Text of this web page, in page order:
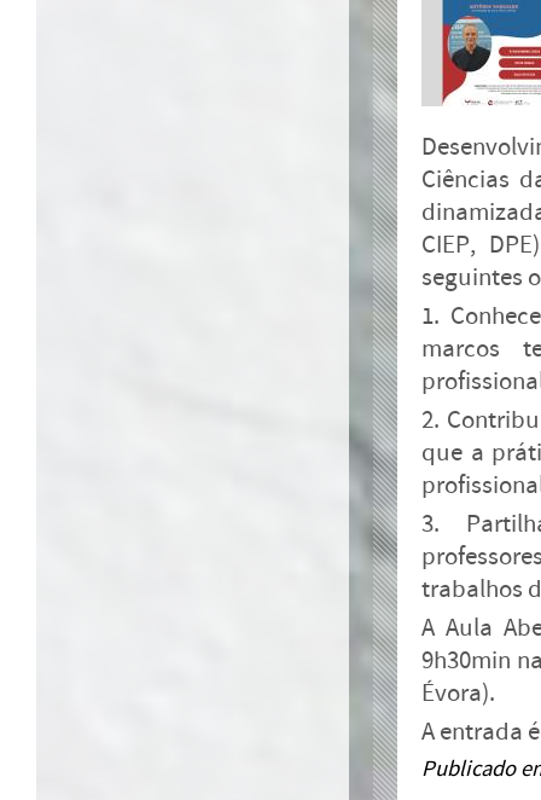
Ciências
CIEP,
seguintes
1.
marcos
2.
que a
3.
trabalhos
A Aula
9h30min
Évora).
A entrada
Publicado